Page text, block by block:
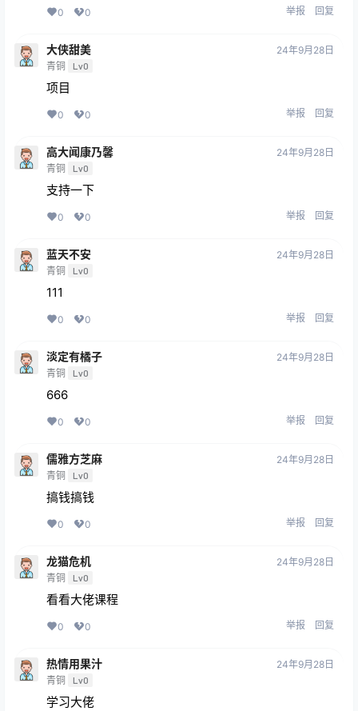
0 0 举报 回复
大侠甜美
青铜 Lv0
24年9月28日
项目
0 0 举报 回复
高大闻康乃馨
青铜 Lv0
24年9月28日
支持一下
0 0 举报 回复
蓝天不安
青铜 Lv0
24年9月28日
111
0 0 举报 回复
淡定有橘子
青铜 Lv0
24年9月28日
666
0 0 举报 回复
儒雅方芝麻
青铜 Lv0
24年9月28日
搞钱搞钱
0 0 举报 回复
龙猫危机
青铜 Lv0
24年9月28日
看看大佬课程
0 0 举报 回复
热情用果汁
青铜 Lv0
24年9月28日
学习大佬